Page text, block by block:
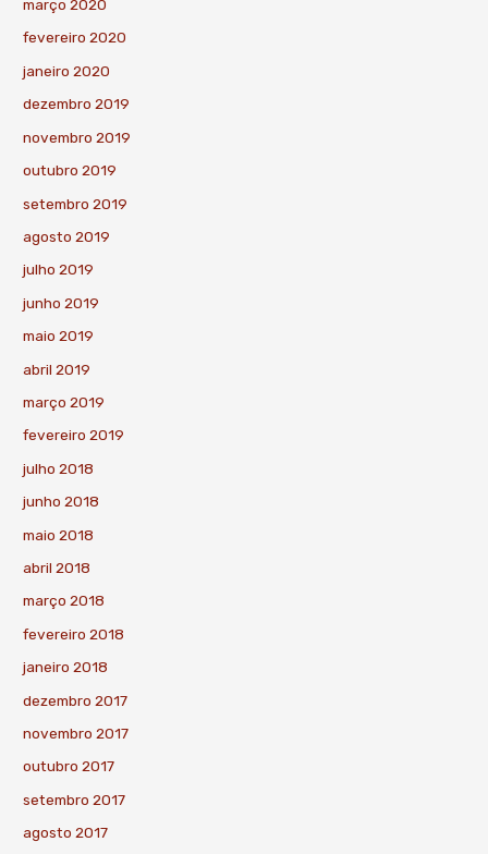
março 2020
fevereiro 2020
janeiro 2020
dezembro 2019
novembro 2019
outubro 2019
setembro 2019
agosto 2019
julho 2019
junho 2019
maio 2019
abril 2019
março 2019
fevereiro 2019
julho 2018
junho 2018
maio 2018
abril 2018
março 2018
fevereiro 2018
janeiro 2018
dezembro 2017
novembro 2017
outubro 2017
setembro 2017
agosto 2017